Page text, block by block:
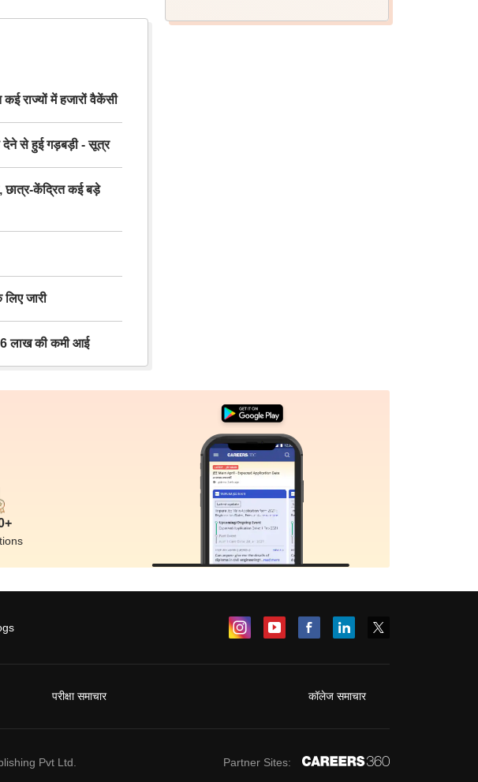
राज्यों में हजारों वैकेंसी
से हुई गड़बड़ी - सूत्र
केंद्रित कई बड़े
जारी
लाख की कमी आई
परीक्षा समाचार कॉलेज समाचार
Pvt Ltd. Partner Sites:
Sign In/Sign Up
We endeavor to keep you informed and help you
access our resources onExams, Study
Material, Counseling, Colleges etc.